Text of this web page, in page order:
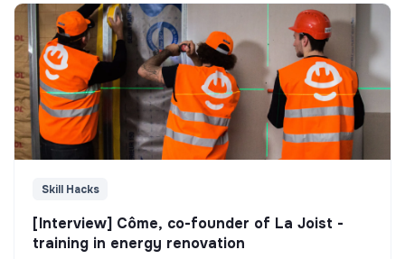
Skill Hacks
[Interview] Côme, co-founder of La Joist -
training in energy renovation